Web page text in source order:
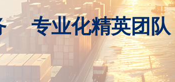
专业化精英团队